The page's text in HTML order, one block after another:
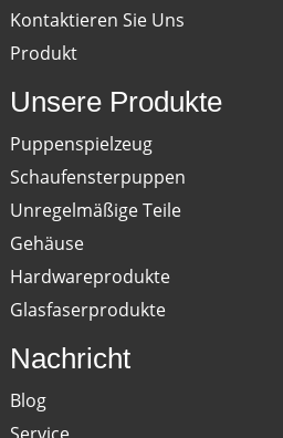
Kontaktieren Sie Uns
Produkt
Unsere Produkte
Puppenspielzeug
Schaufensterpuppen
Unregelmäßige Teile
Gehäuse
Hardwareprodukte
Glasfaserprodukte
Nachricht
Blog